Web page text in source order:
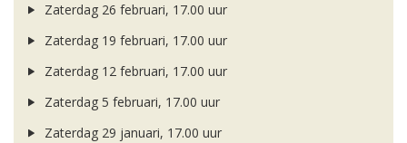
Zaterdag 26 februari, 17.00 uur
Zaterdag 19 februari, 17.00 uur
Zaterdag 12 februari, 17.00 uur
Zaterdag 5 februari, 17.00 uur
Zaterdag 29 januari, 17.00 uur